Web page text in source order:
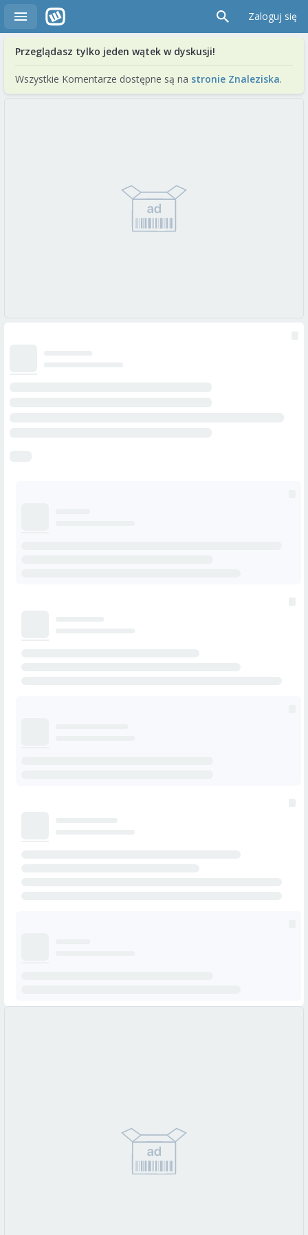
Zaloguj się
Przeglądasz tylko jeden wątek w dyskusji!
Wszystkie Komentarze dostępne są na stronie Znaleziska.